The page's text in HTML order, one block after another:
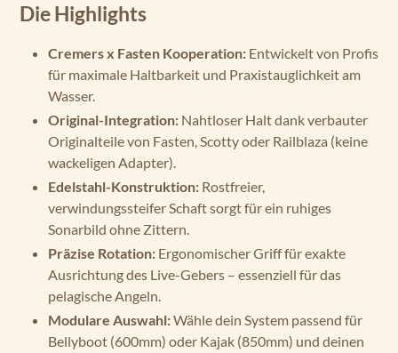
Die Highlights
Cremers x Fasten Kooperation: Entwickelt von Profis
für maximale Haltbarkeit und Praxistauglichkeit am
Wasser.
Original-Integration: Nahtloser Halt dank verbauter
Originalteile von Fasten, Scotty oder Railblaza (keine
wackeligen Adapter).
Edelstahl-Konstruktion: Rostfreier,
verwindungssteifer Schaft sorgt für ein ruhiges
Sonarbild ohne Zittern.
Präzise Rotation: Ergonomischer Griff für exakte
Ausrichtung des Live-Gebers – essenziell für das
pelagische Angeln.
Modulare Auswahl:Wähle dein System passend für
Bellyboot (600mm) oder Kajak (850mm) und deinen